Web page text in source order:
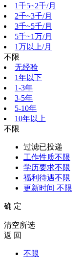
1千5~2千/月
2千~3千/月
3千~5千/月
5千~1万/月
1万以上/月
不限
无经验
1年以下
1-3年
3-5年
5-10年
10年以上
不限
过滤已投递
工作性质不限
学历要求不限
福利待遇不限
更新时间 不限
确 定
清空所选
返 回
不限